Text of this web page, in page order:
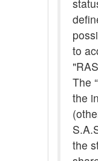
to
The
the
the